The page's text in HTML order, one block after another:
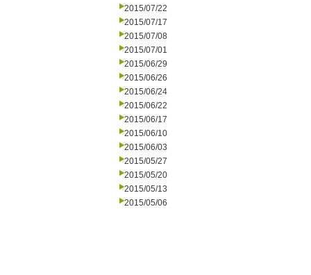
2015/07/22
2015/07/17
2015/07/08
2015/07/01
2015/06/29
2015/06/26
2015/06/24
2015/06/22
2015/06/17
2015/06/10
2015/06/03
2015/05/27
2015/05/20
2015/05/13
2015/05/06